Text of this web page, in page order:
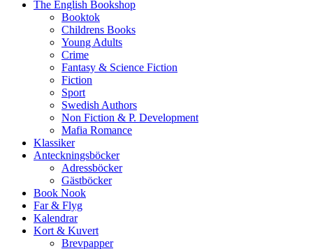
The English Bookshop
Booktok
Childrens Books
Young Adults
Crime
Fantasy & Science Fiction
Fiction
Sport
Swedish Authors
Non Fiction & P. Development
Mafia Romance
Klassiker
Anteckningsböcker
Adressböcker
Gästböcker
Book Nook
Far & Flyg
Kalendrar
Kort & Kuvert
Brevpapper